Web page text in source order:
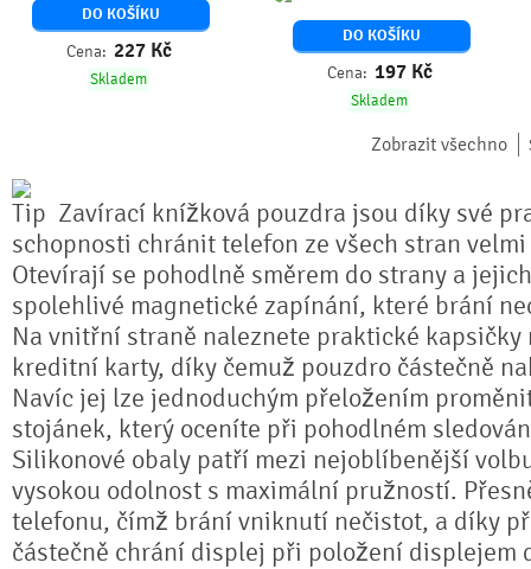
DO KOŠÍKU
Cena: 227 Kč
Skladem
DO KOŠÍKU
Cena: 197 Kč
Skladem
Zobrazit všechno
Zavírací knížková pouzdra jsou díky své
schopnosti chránit telefon ze všech stran
Otevírají se pohodlně směrem do strany a
spolehlivé magnetické zapínání, které brání
Na vnitřní straně naleznete praktické kapsičky
kreditní karty, díky čemuž pouzdro částečně
Navíc jej lze jednoduchým přeložením
stojánek, který oceníte při pohodlném
Silikonové obaly patří mezi nejoblíbenější
vysokou odolnost s maximální pružností.
telefonu, čímž brání vniknutí nečistot, a díky
částečně chrání displej při položení displejem